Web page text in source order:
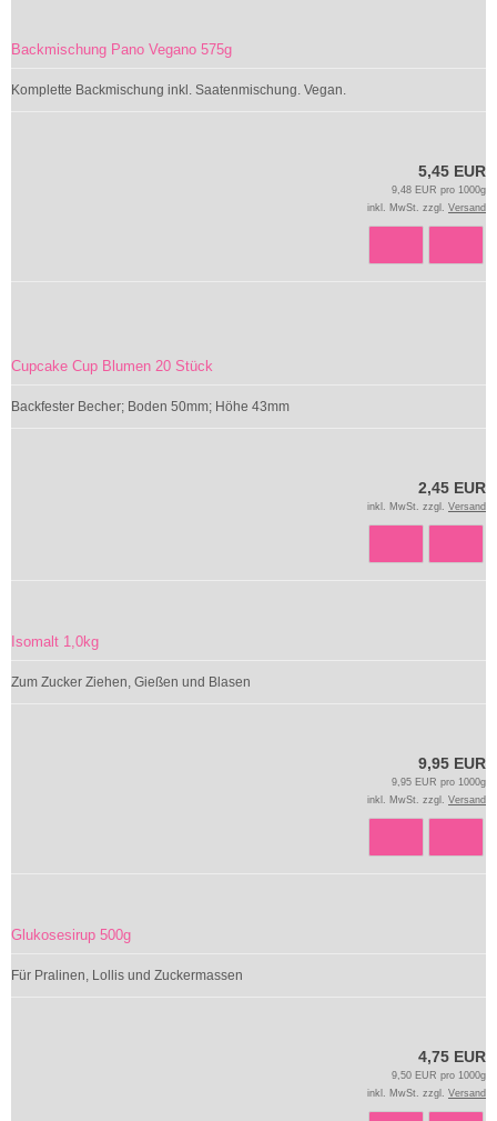
Backmischung Pano Vegano 575g
Komplette Backmischung inkl. Saatenmischung. Vegan.
5,45 EUR
9,48 EUR pro 1000g
inkl. MwSt. zzgl. Versand
Cupcake Cup Blumen 20 Stück
Backfester Becher; Boden 50mm; Höhe 43mm
2,45 EUR
inkl. MwSt. zzgl. Versand
Isomalt 1,0kg
Zum Zucker Ziehen, Gießen und Blasen
9,95 EUR
9,95 EUR pro 1000g
inkl. MwSt. zzgl. Versand
Glukosesirup 500g
Für Pralinen, Lollis und Zuckermassen
4,75 EUR
9,50 EUR pro 1000g
inkl. MwSt. zzgl. Versand